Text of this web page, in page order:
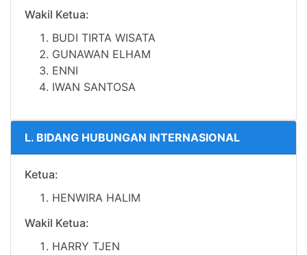
Wakil Ketua:
BUDI TIRTA WISATA
GUNAWAN ELHAM
ENNI
IWAN SANTOSA
L. BIDANG HUBUNGAN INTERNASIONAL
Ketua:
HENWIRA HALIM
Wakil Ketua:
HARRY TJEN